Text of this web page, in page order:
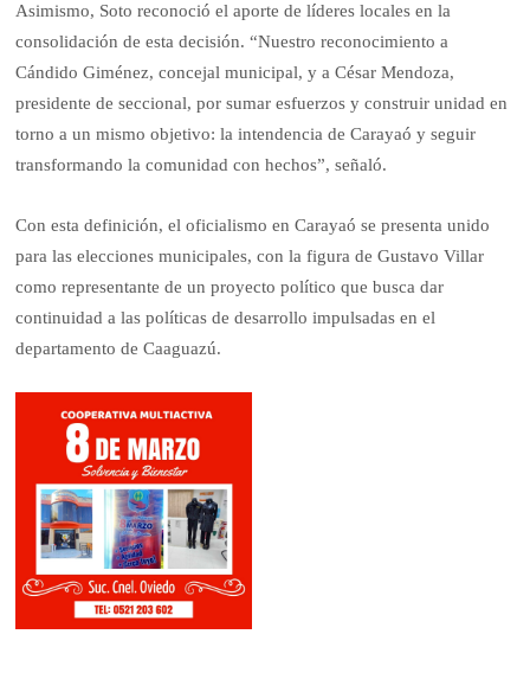
Asimismo, Soto reconoció el aporte de líderes locales en la
consolidación de esta decisión. “Nuestro reconocimiento a
Cándido Giménez, concejal municipal, y a César Mendoza,
presidente de seccional, por sumar esfuerzos y construir unidad en
torno a un mismo objetivo: la intendencia de Carayaó y seguir
transformando la comunidad con hechos”, señaló.
Con esta definición, el oficialismo en Carayaó se presenta unido
para las elecciones municipales, con la figura de Gustavo Villar
como representante de un proyecto político que busca dar
continuidad a las políticas de desarrollo impulsadas en el
departamento de Caaguazú.